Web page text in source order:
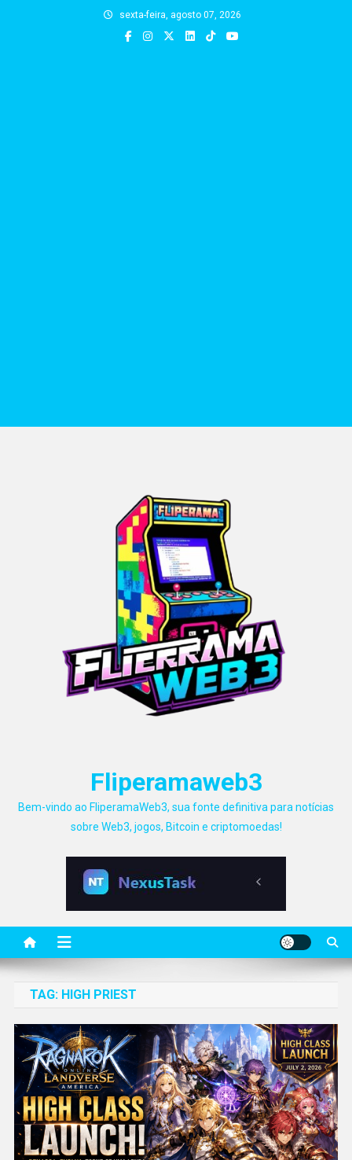
sexta-feira, agosto 07, 2026
Fliperamaweb3
Bem-vindo ao FliperamaWeb3, sua fonte definitiva para notícias
sobre Web3, jogos, Bitcoin e criptomoedas!
TAG: HIGH PRIEST